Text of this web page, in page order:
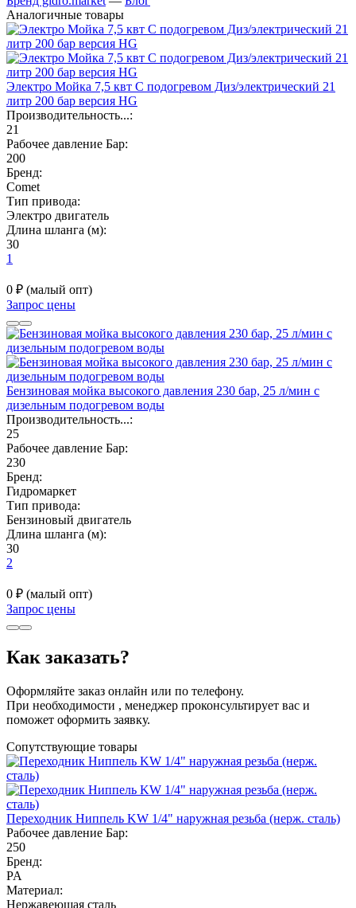
Аналогичные товары
Электро Мойка 7,5 квт С подогревом Диз/электрический 21
литр 200 бар версия HG
Производительность...:
21
Рабочее давление Бар:
200
Бренд:
Comet
Тип привода:
Электро двигатель
Длина шланга (м):
30
1
0 ₽ (малый опт)
Запрос цены
Бензиновая мойка высокого давления 230 бар, 25 л/мин с
дизельным подогревом воды
Производительность...:
25
Рабочее давление Бар:
230
Бренд:
Гидромаркет
Тип привода:
Бензиновый двигатель
Длина шланга (м):
30
2
0 ₽ (малый опт)
Запрос цены
Как заказать?
Оформляйте заказ онлайн или по телефону.
При необходимости , менеджер проконсультирует вас и
поможет оформить заявку.
Сопутствующие товары
Переходник Ниппель KW 1/4" наружная резьба (нерж. сталь)
Рабочее давление Бар:
250
Бренд:
PA
Материал:
Нержавеющая сталь